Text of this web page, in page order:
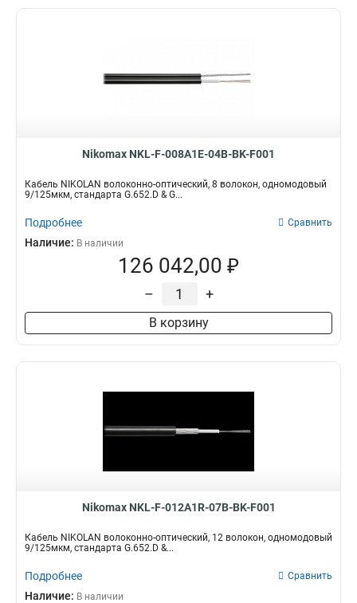
Nikomax NKL-F-008A1E-04B-BK-F001
Кабель NIKOLAN волоконно-оптический, 8 волокон, одномодовый
9/125мкм, стандарта G.652.D & G...
Подробнее Сравнить
Наличие: В наличии
126 042,00 ₽
– +
В корзину
Nikomax NKL-F-012A1R-07B-BK-F001
Кабель NIKOLAN волоконно-оптический, 12 волокон, одномодовый
9/125мкм, стандарта G.652.D &...
Подробнее Сравнить
Наличие: В наличии